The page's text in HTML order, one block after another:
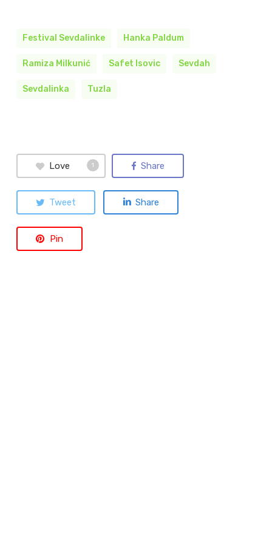
Festival Sevdalinke Hanka Paldum
Ramiza Milkunić Safet Isovic Sevdah
Sevdalinka Tuzla
Love 1 Share
Tweet Share
Pin